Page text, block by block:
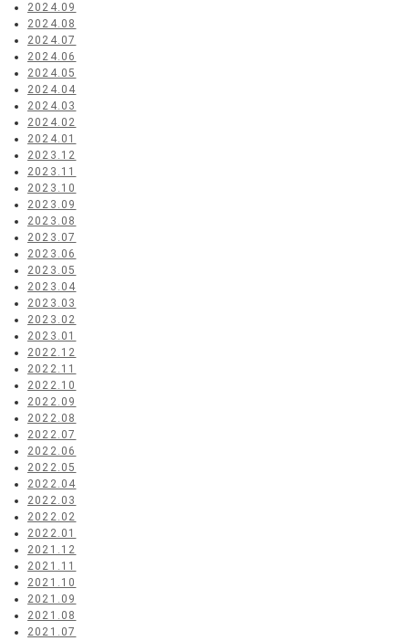
2024.09
2024.08
2024.07
2024.06
2024.05
2024.04
2024.03
2024.02
2024.01
2023.12
2023.11
2023.10
2023.09
2023.08
2023.07
2023.06
2023.05
2023.04
2023.03
2023.02
2023.01
2022.12
2022.11
2022.10
2022.09
2022.08
2022.07
2022.06
2022.05
2022.04
2022.03
2022.02
2022.01
2021.12
2021.11
2021.10
2021.09
2021.08
2021.07